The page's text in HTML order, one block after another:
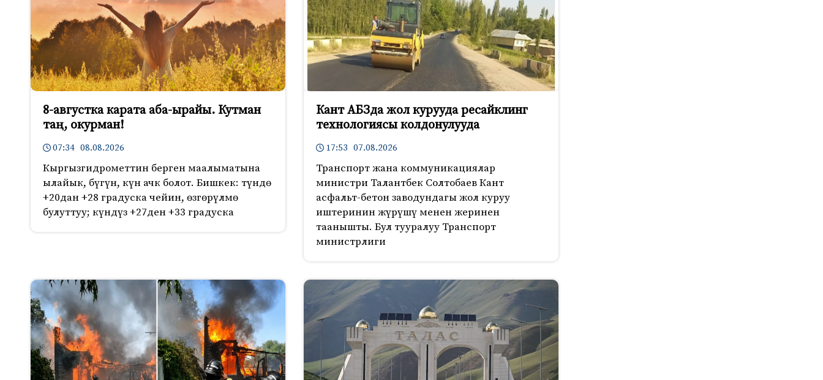
8-августка карата аба-ырайы. Кутман
таң, окурман!
07:34 08.08.2026
Кыргызгидрометтин берген маалыматына
ылайык, бүгүн, күн ачк болот. Бишкек: түндө
+20дан +28 градуска чейин, өзгөрүлмө
булуттуу; күндүз +27ден +33 градуска
Кант АБЗда жол курууда ресайклинг
технологиясы колдонулууда
17:53 07.08.2026
Транспорт жана коммуникациялар
министри Талантбек Солтобаев Кант
асфальт-бетон заводундагы жол куруу
иштеринин жүрүшү менен жеринен
таанышты. Бул тууралуу Транспорт
министрлиги